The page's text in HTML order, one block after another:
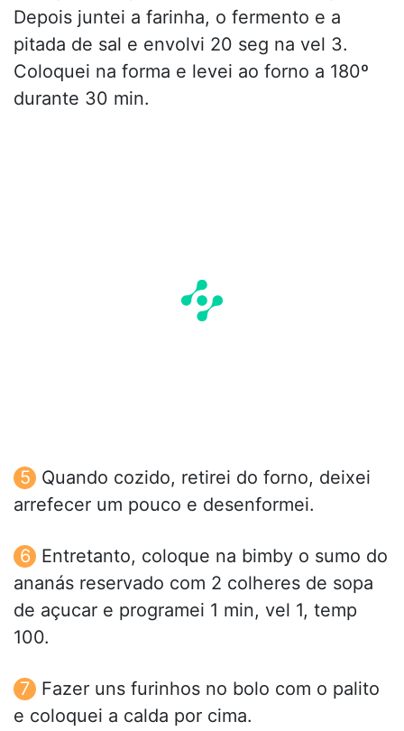
Depois juntei a farinha, o fermento e a
pitada de sal e envolvi 20 seg na vel 3.
Coloquei na forma e levei ao forno a 180º
durante 30 min.
Quando cozido, retirei do forno, deixei
arrefecer um pouco e desenformei.
Entretanto, coloque na bimby o sumo do
ananás reservado com 2 colheres de sopa
de açucar e programei 1 min, vel 1, temp
100.
Fazer uns furinhos no bolo com o palito
e coloquei a calda por cima.